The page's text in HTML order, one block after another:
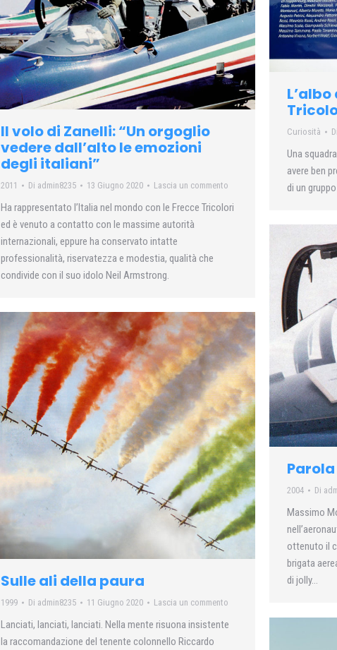
Curiosità Di
Una
avere ben
di un
Il volo di Zanelli: “Un orgoglio
vedere dall’alto le emozioni
degli italiani”
2011 Di admin8235 13 Giugno 2020 Lascia un commento
Ha rappresentato l’Italia nel mondo con le Frecce Tricolori
ed è venuto a contatto con le massime autorità
internazionali, eppure ha conservato intatte
professionalità, riservatezza e modestia, qualità che
condivide con il suo idolo Neil Armstrong.
2004 Di
Massimo
ottenuto il
brigata
di jolly…
Sulle ali della paura
1999 Di admin8235 11 Giugno 2020 Lascia un commento
Lanciati, lanciati, lanciati. Nella mente risuona insistente
la raccomandazione del tenente colonnello Riccardo